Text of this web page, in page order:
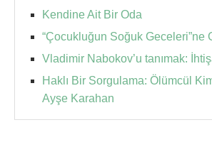
Kendine Ait Bir Oda
“Çocukluğun Soğuk Geceleri”ne
Vladimir Nabokov’u tanımak:
Haklı Bir Sorgulama: Ölümcül
Ayşe Karahan